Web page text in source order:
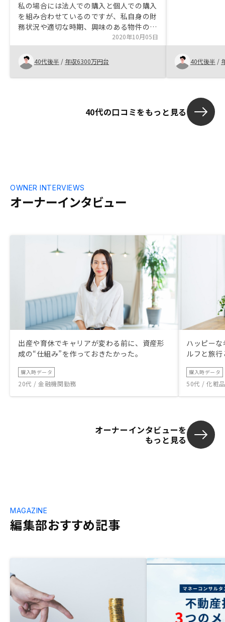
私の場合には法人での購入と個人での購入
を組み合わせているのですが、私自身の財
務状況や適切な時期、興味のある物件の方
向性などを加味した状態で提案の作成や税
理士先生とのミーティングをアレンジして
くださいました。 私自身が住んでいない
関西の物件の購入も行わせていただきまし
たが、現地の状況なども丁寧に説明いただ
ていたり、用紙の記入項目等で不明部分が
2020年10月05日
40代後半 / 年収6300万円台 40代後半 /
40代の口コミをもっと見る
オーナーインタビュー
OWNER INTERVIEWS
出産や育休でキャリアが変わる前に、資産形
成の“仕組み”を作っておきたかった。
購入時データ
20代 / 金融機関勤務
ハッピー
ルフと旅
購入時データ
50代 / 化粧
オーナーインタビューを
もっと見る
編集部おすすめ記事
MAGAZINE